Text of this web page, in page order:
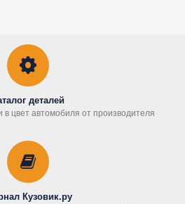
деталей
в цвет автомобиля от производителя
Кузовик.ру